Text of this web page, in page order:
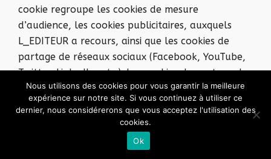
cookie regroupe les cookies de mesure
d’audience, les cookies publicitaires, auxquels
L_EDITEUR a recours, ainsi que les cookies de
partage de réseaux sociaux (Facebook, YouTube,
Twitter, LinkedIn, etc.). Les cookies de partage des
réseaux sociaux sont émis et gérés par l’éditeur
du réseau social concerné. Sous réserve de votre
consentement, ces cookies vous permettent de
partager facilement une partie du contenu
publié sur le site, notamment par l’intermédiaire
Nous utilisons des cookies pour vous garantir la meilleure
expérience sur notre site. Si vous continuez à utiliser ce
dernier, nous considérerons que vous acceptez l'utilisation des
cookies.
Ok